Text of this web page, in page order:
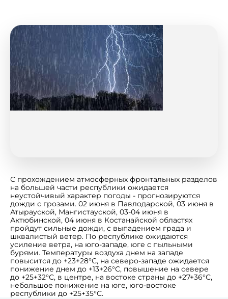
С прохождением атмосферных фронтальных разделов
на большей части республики ожидается
неустойчивый характер погоды - прогнозируются
дожди с грозами. 02 июня в Павлодарской, 03 июня в
Атырауской, Мангистауской, 03-04 июня в
Актюбинской, 04 июня в Костанайской областях
пройдут сильные дожди, с выпадением града и
шквалистый ветер. По республике ожидаются
усиление ветра, на юго-западе, юге с пыльными
бурями. Температуры воздуха днем на западе
повысится до +23+28°С, на северо-западе ожидается
понижение днем до +13+26°С, повышение на севере
до +25+32°С, в центре, на востоке страны до +27+36°С,
небольшое понижение на юге, юго-востоке
республики до +25+35°С.